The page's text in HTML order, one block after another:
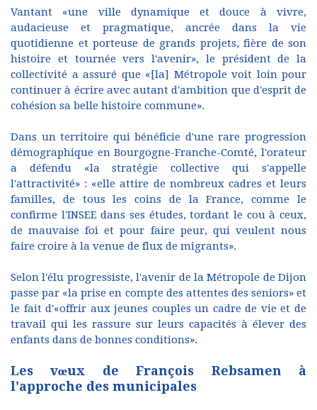
Vantant «une ville dynamique et douce à vivre,
audacieuse et pragmatique, ancrée dans la vie
quotidienne et porteuse de grands projets, fière de son
histoire et tournée vers l'avenir», le président de la
collectivité a assuré que «[la] Métropole voit loin pour
continuer à écrire avec autant d'ambition que d'esprit de
cohésion sa belle histoire commune».
Dans un territoire qui bénéficie d'une rare progression
démographique en Bourgogne-Franche-Comté, l'orateur
a défendu «la stratégie collective qui s'appelle
l'attractivité» : «elle attire de nombreux cadres et leurs
familles, de tous les coins de la France, comme le
confirme l'INSEE dans ses études, tordant le cou à ceux,
de mauvaise foi et pour faire peur, qui veulent nous
faire croire à la venue de flux de migrants».
Selon l'élu progressiste, l'avenir de la Métropole de Dijon
passe par «la prise en compte des attentes des seniors» et
le fait d'«offrir aux jeunes couples un cadre de vie et de
travail qui les rassure sur leurs capacités à élever des
enfants dans de bonnes conditions».
Les vœux de François Rebsamen à
l'approche des municipales